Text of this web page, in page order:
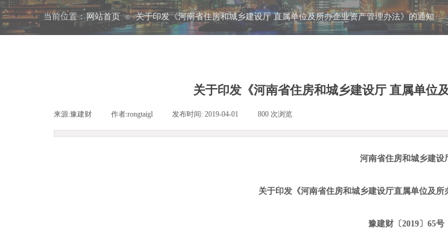
当前位置： 网站首页 ⊙ 关于印发《河南省住房和城乡建设厅 直属单位及所办企业资产管理办法》的通知
关于印发《河南省住房和城乡建设厅 直属单位
来源:豫建财 作者:rongtaigl 发布时间: 2019-04-01 800 次浏览
河南省住房和城乡建设
关于印发《河南省住房和城乡建设厅直属单位及
豫建财〔2019〕65号